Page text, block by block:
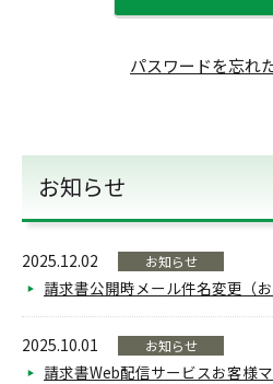
パスワードを忘れ
お知らせ
2025.12.02 お知らせ
請求書公開時メール件名変更（お
2025.10.01 お知らせ
請求書Web配信サービスお客様